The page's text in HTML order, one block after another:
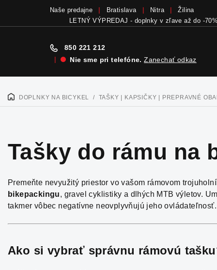
na
obsah
Naše predajne Bratislava Nitra Žilina
Bicykle a elektrobicykle SCOTT teraz skladom
850 221 212
|
Nie sme pri telefóne.Zanechať odkaz
DOMOVDOPLNKY NA BICYKEL / TAŠKY | KAPSIČKY | PREPRAVNÉ
Tašky do rámu na
Premeňte nevyužitý priestor vo vašom rámovom
bikepackingu, gravel cyklistiky a dlhých MTB výletov.
takmer vôbec negatívne neovplyvňujú jeho ovládateľnosť.
Ako si vybrať správnu rámovú tašku